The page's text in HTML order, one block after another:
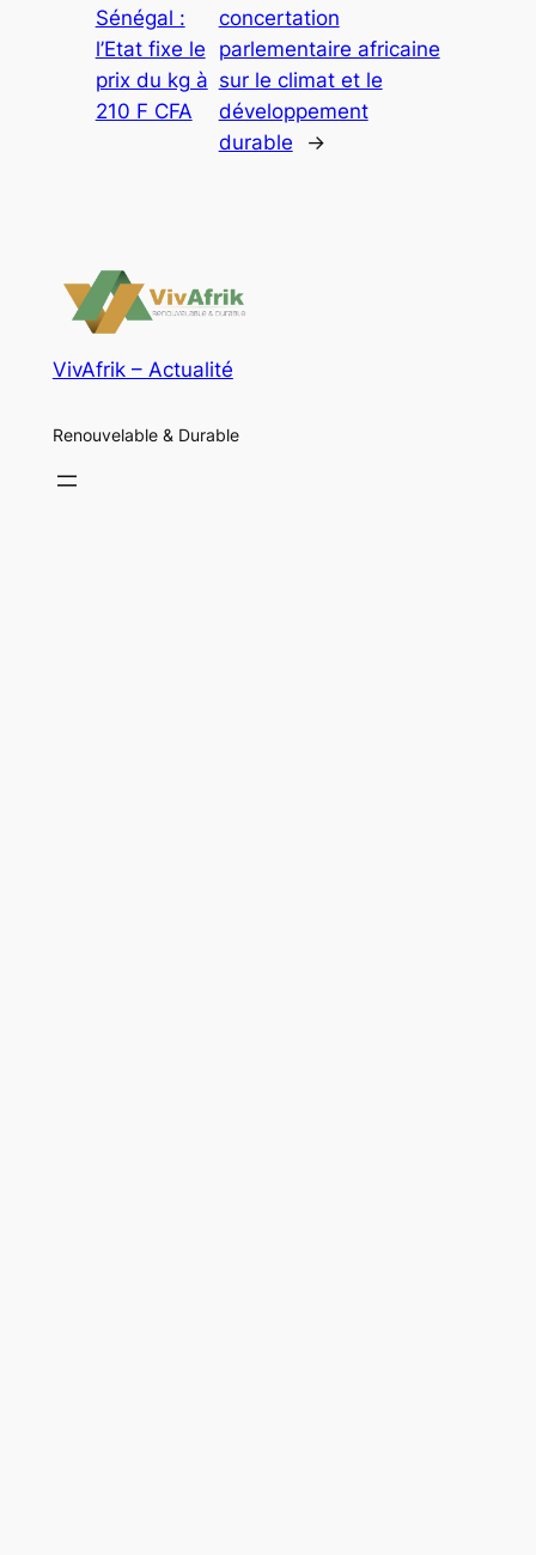
Sénégal :
l’Etat fixe le
prix du kg à
210 F CFA
concertation
parlementaire africaine
sur le climat et le
développement
durable
→
VivAfrik – Actualité
Renouvelable & Durable